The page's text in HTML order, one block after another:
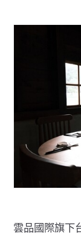
雲品國際旗下